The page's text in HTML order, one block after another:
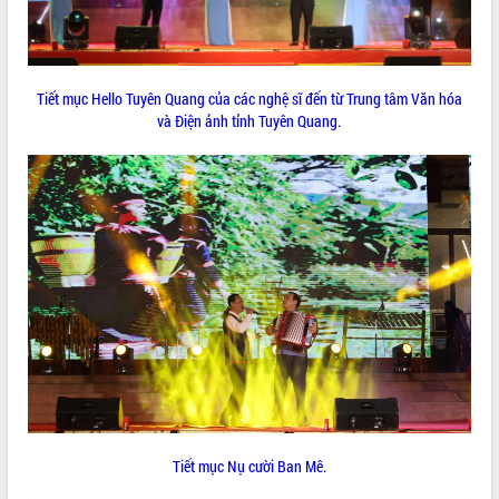
sầu riêng tại Đắk Lắk
Trình diễn nghệ thuật chế biến các
món ăn từ sầu riêng
tiến đầu tư tỉnh
Ngành cá ngừ Đắk Lắk chủ động thích
ứng để giữ vững thị trường xuất khẩu
Diễn đàn Kinh tế tư nhân Việt Nam đột
phá cơ chế - Hợp tác công tư
Đề án 06 tạo bước ngoặt đột phá trong
cải cách hành chính tỉnh Đắk Lắk
Kết nối tour, đẩy mạnh chuyển đổi số
để phát triển du lịch Đắk Lắk
Khởi động Dự án Đầu tư xây dựng hạ
tầng kỹ thuật Cụm công nghiệp Tân
Tiến
Gặp mặt các cơ quan báo chí nhân Kỷ
niệm 101 năm Ngày Báo chí Cách
Đắk Lắk sơ kết 4 năm triển khai thực
Tiết mục Hello Tuyên Quang của các nghệ sĩ đến từ Trung tâm Văn hóa
và Điện ảnh tỉnh Tuyên Quang.
Tiết mục Nụ cười Ban Mê.